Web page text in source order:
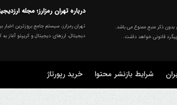
ذکر منبع ممنوع می باشد.
درباره تهران رمزارز؛ مجله
دیجیتال، ارزهای‌ دیجیتال و کریپتو آغاز
شرایط بازنشر محتوا خرید رپورتاژ